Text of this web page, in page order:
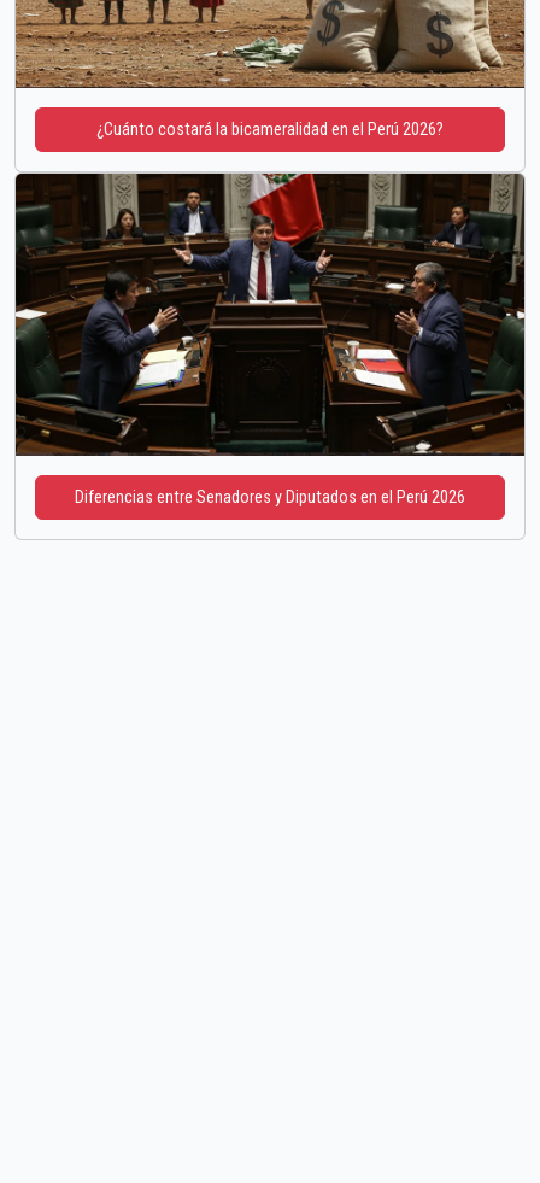
¿Cuánto costará la bicameralidad en el Perú 2026?
Diferencias entre Senadores y Diputados en el Perú 2026